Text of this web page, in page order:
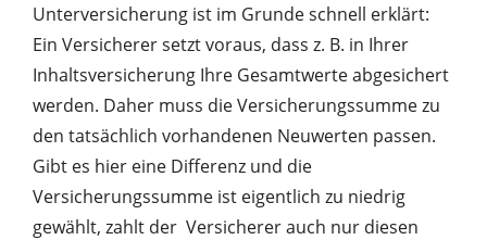
Unterversicherung ist im Grunde schnell erklärt:
Ein Versicherer setzt voraus, dass z. B. in Ihrer
Inhaltsversicherung Ihre Gesamtwerte abgesichert
werden. Daher muss die Versicherungssumme zu
den tatsächlich vorhandenen Neuwerten passen.
Gibt es hier eine Differenz und die
Versicherungssumme ist eigentlich zu niedrig
gewählt, zahlt der Versicherer auch nur diesen